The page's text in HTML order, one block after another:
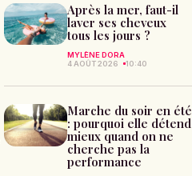
Après la mer, faut-il
laver ses cheveux
tous les jours ?
MYLÈNE DORA
4 AOÛT 2026
10:40
Marche du soir en été
: pourquoi elle détend
mieux quand on ne
cherche pas la
performance